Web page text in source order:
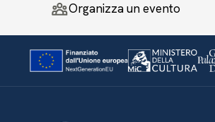
Organizza un evento